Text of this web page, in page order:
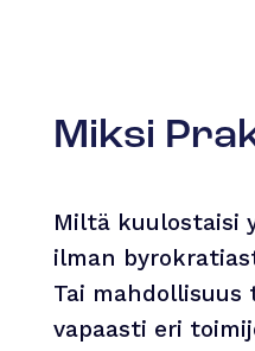
Miksi
Miltä kuulostaisi
ilman
Tai mahdollisuus
vapaasti eri